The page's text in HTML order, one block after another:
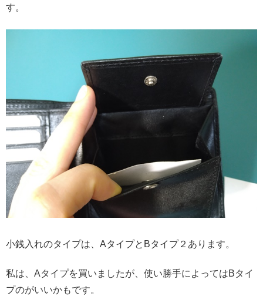
す。
小銭入れのタイプは、AタイプとBタイプ２あります。
私は、Aタイプを買いましたが、使い勝手によってはBタイ
プのがいいかもです。